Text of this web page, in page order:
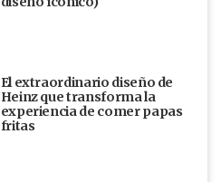
El extraordinario diseño de
Heinz que transforma la
experiencia de comer papas
fritas